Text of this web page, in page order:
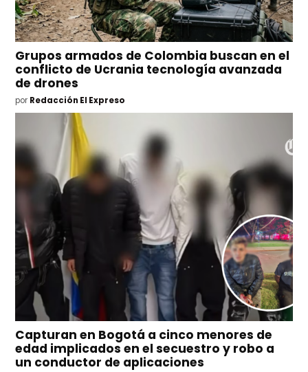
Grupos armados de Colombia buscan en el
conflicto de Ucrania tecnología avanzada
de drones
por Redacción El Expreso
Capturan en Bogotá a cinco menores de
edad implicados en el secuestro y robo a
un conductor de aplicaciones